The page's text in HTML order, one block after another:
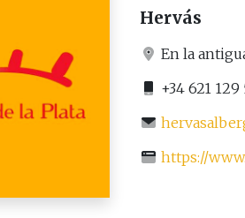
Hervás
En la
+34 621 129
https://